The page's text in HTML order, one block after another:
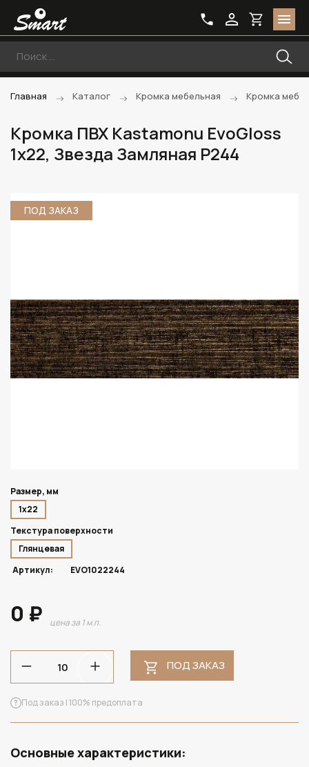
Главная Каталог Кромка мебельная Кромка
Кромка ПВХ Kastamonu EvoGloss
1х22, Звезда Замляная P244
ПОД ЗАКАЗ
Размер, мм
1х22
Текстура поверхности
Глянцевая
Артикул:
EVO1022244
0 ₽ цена за 1 м.п.
ПОД ЗАКАЗ
Под заказ | 100% предоплата
Основные характеристики: